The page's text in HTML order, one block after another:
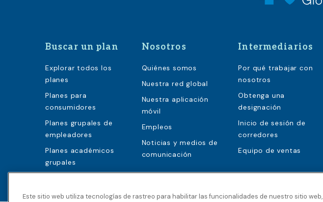
Buscar un plan
Explorar todos los
planes
Planes para
consumidores
Planes grupales de
empleadores
Planes académicos
grupales
Nosotros
Quiénes somos
Nuestra red global
Nuestra aplicación
móvil
Empleos
Noticias y medios de
comunicación
Intermediarios
Por qué trabajar con
nosotros
Obtenga una
designación
Inicio de sesión de
corredores
Equipo de ventas
Este sitio web utiliza tecnologías de rastreo para habilitar las funcionalidades de nuestro sitio web,